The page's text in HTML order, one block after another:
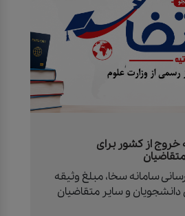
خروج از کشور برای
سامانه سخا، مبلغ وثیقه
و سایر متقاضیان